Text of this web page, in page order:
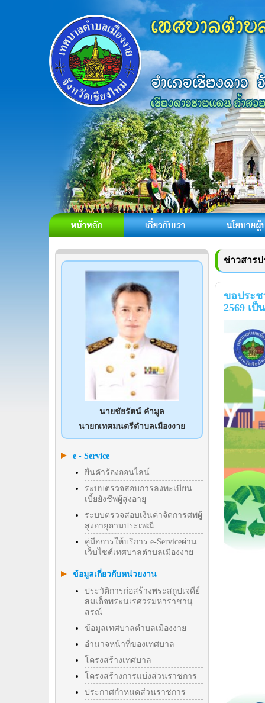
นายชัยรัตน์ คำมูล
นายกเทศมนตรีตำบลเมืองงาย
e - Service
ยื่นคำร้องออนไลน์
ระบบตรวจสอบการลงทะเบียน
เบี้ยยังชีพผู้สูงอายุ
ระบบตรวจสอบเงินค่าจัดการศพผู้
สูงอายุตามประเพณี
คู่มือการให้บริการ e-Serviceผ่าน
เว็บไซต์เทศบาลตำบลเมืองงาย
ข้อมูลเกี่ยวกับหน่วยงาน
ประวัติการก่อสร้างพระสถูปเจดีย์
สมเด็จพระนเรศวรมหาราชานุ
สรณ์
ข้อมูลเทศบาลตำบลเมืองงาย
อำนาจหน้าที่ของเทศบาล
โครงสร้างเทศบาล
โครงสร้างการแบ่งส่วนราชการ
ประกาศกำหนดส่วนราชการ
ข่าวสาร
ขอประช
2569 เป็